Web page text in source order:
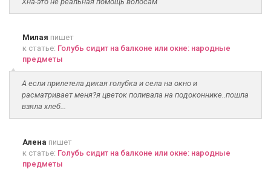
Милая пишет
к статье: Голубь сидит на балконе или окне: народные
предметы
А если прилетела дикая голубка и села на окно и
расматривает меня?я цветок поливала на подоконнике..пошла
взяла хлеб...
Алена пишет
к статье: Голубь сидит на балконе или окне: народные
предметы